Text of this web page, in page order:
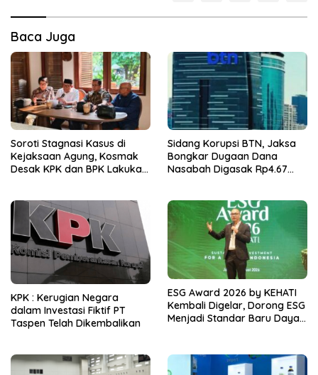
Baca Juga
Soroti Stagnasi Kasus di
Kejaksaan Agung, Kosmak
Desak KPK dan BPK Lakukan
Sidang Korupsi BTN, Jaksa
Bongkar Dugaan Dana
Nasabah Digasak Rp4.67
KPK : Kerugian Negara
dalam Investasi Fiktif PT
Taspen Telah Dikembalikan
ESG Award 2026 by KEHATI
Kembali Digelar, Dorong ESG
Menjadi Standar Baru Daya